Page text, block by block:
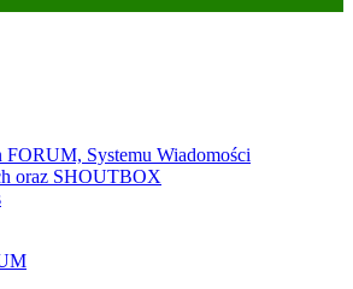
FORUM, Systemu Wiadomości
oraz SHOUTBOX